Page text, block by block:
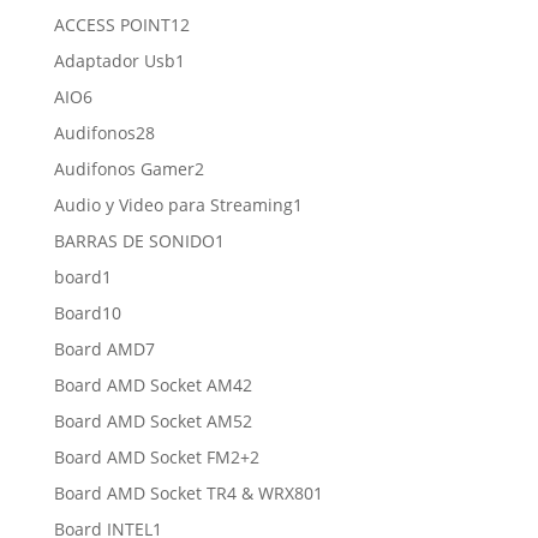
ACCESS POINT1212
Adaptador Usb1
AIO66
productos
Audifonos2828
productos
Audifonos Gamer22
productos
Audio y Video para Streaming1
BARRAS DE SONIDO1
board1
producto
Board1010
productos
Board AMD77
productos
Board AMD Socket AM422
productos
Board AMD Socket AM522
productos
Board AMD Socket FM2+22
productos
Board AMD Socket TR4 & WRX801
Board INTEL1